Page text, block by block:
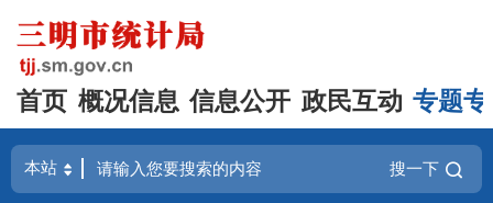
首页 概况信息 信息公开 政民互动 专题
搜一下